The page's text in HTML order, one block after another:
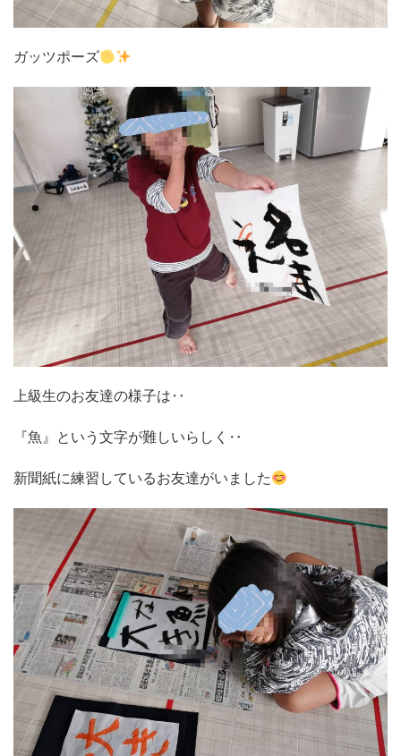
ガッツポーズ
上級生のお友達の様子は‥
『魚』という文字が難しいらしく‥
新聞紙に練習しているお友達がいました